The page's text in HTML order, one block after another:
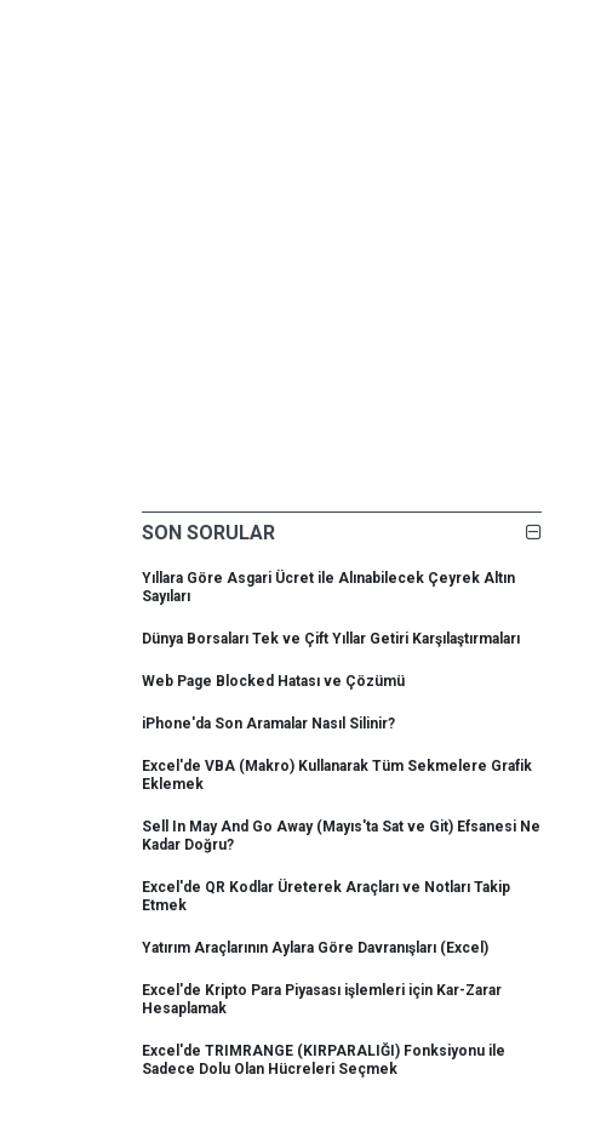
SON SORULAR
Yıllara Göre Asgari Ücret ile Alınabilecek Çeyrek Altın
Sayıları
Dünya Borsaları Tek ve Çift Yıllar Getiri Karşılaştırmaları
Web Page Blocked Hatası ve Çözümü
iPhone'da Son Aramalar Nasıl Silinir?
Excel'de VBA (Makro) Kullanarak Tüm Sekmelere Grafik
Eklemek
Sell In May And Go Away (Mayıs'ta Sat ve Git) Efsanesi Ne
Kadar Doğru?
Excel'de QR Kodlar Üreterek Araçları ve Notları Takip
Etmek
Yatırım Araçlarının Aylara Göre Davranışları (Excel)
Excel'de Kripto Para Piyasası işlemleri için Kar-Zarar
Hesaplamak
Excel'de TRIMRANGE (KIRPARALIĞI) Fonksiyonu ile
Sadece Dolu Olan Hücreleri Seçmek